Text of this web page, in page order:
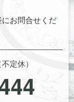
お問合せくだ
定休）